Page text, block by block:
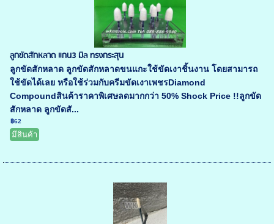
ลูกขัดสักหลาด แกน3 มิล ทรงกระสุน
ลูกขัดสักหลาด ลูกขัดสักหลาดขนแกะใช้ขัดเงาชิ้นงาน โดยสามารถ
ใช้ขัดได้เลย หรือใช้ร่วมกับครีมขัดเงาเพชรDiamond
Compoundสินค้าราคาพิเศษลดมากกว่า 50% Shock Price !!ลูกขัด
สักหลาด ลูกขัดสั...
฿62
มีสินค้า